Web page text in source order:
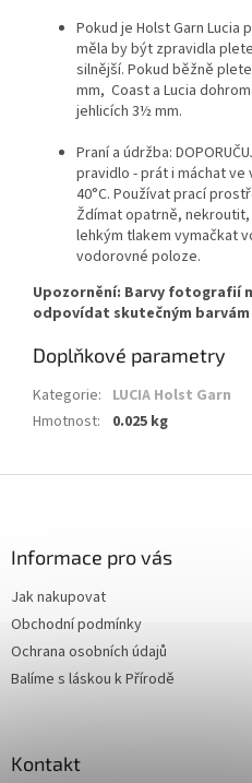
Pokud je Holst Garn
měla by být zpravidla
silnější. Pokud běžně
mm, Coast a Lucia
jehlicích 3½ mm.
Praní a údržba:
pravidlo - prát i máchat
40°C. Používat prací
Ždímat opatrně,
lehkým tlakem vymačkat
vodorovné poloze.
Upozornění: Barvy fotografií
odpovídat skutečným
Doplňkové parametry
Kategorie: LUCIA Holst Garn
Hmotnost: 0.025 kg
Informace pro vás
Jak nakupovat
Obchodní podmínky
Ochrana osobních údajů
Balíme s láskou k Přírodě
Kontakt